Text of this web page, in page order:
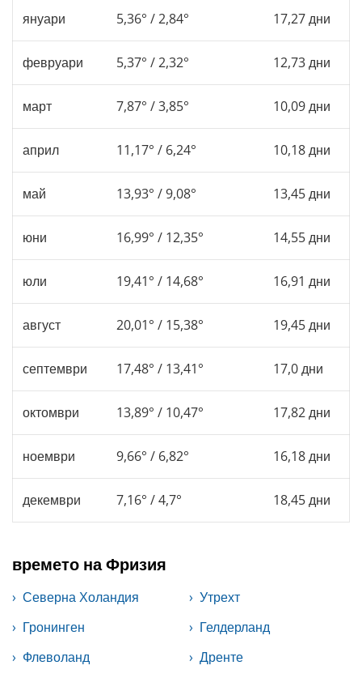
януари 5,36° / 2,84° 17,27 дни
февруари 5,37° / 2,32° 12,73 дни
март 7,87° / 3,85° 10,09 дни
април 11,17° / 6,24° 10,18 дни
май 13,93° / 9,08° 13,45 дни
юни 16,99° / 12,35° 14,55 дни
юли 19,41° / 14,68° 16,91 дни
август 20,01° / 15,38° 19,45 дни
септември 17,48° / 13,41° 17,0 дни
октомври 13,89° / 10,47° 17,82 дни
ноември 9,66° / 6,82° 16,18 дни
декември 7,16° / 4,7° 18,45 дни
времето на Фризия
Северна Холандия
Утрехт
Гронинген
Гелдерланд
Флеволанд
Дренте